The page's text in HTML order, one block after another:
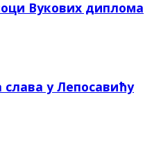
Вукових диплома
у Лепосавићу